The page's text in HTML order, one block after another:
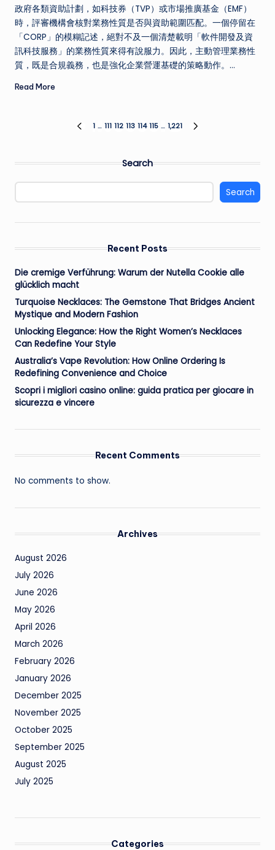
政府各類資助計劃，如科技券（TVP）或市場推廣基金（EMF）
時，評審機構會核對業務性質是否與資助範圍匹配。一個停留在
「CORP」的模糊記述，絕對不及一個清楚載明「軟件開發及資
訊科技服務」的業務性質來得有說服力。因此，主動管理業務性
質，既是合規義務，也是強化企業營運基礎的策略動作。…
Read More
PREVIOUS
1 … 111 112 113 114 115 … 1,221
Search
Search
Recent Posts
Die cremige Verführung: Warum der Nutella Cookie alle
glücklich macht
Turquoise Necklaces: The Gemstone That Bridges Ancient
Mystique and Modern Fashion
Unlocking Elegance: How the Right Women’s Necklaces
Can Redefine Your Style
Australia’s Vape Revolution: How Online Ordering Is
Redefining Convenience and Choice
Scopri i migliori casino online: guida pratica per giocare in
sicurezza e vincere
Recent Comments
No comments to show.
Archives
August 2026
July 2026
June 2026
May 2026
April 2026
March 2026
February 2026
January 2026
December 2025
November 2025
October 2025
September 2025
August 2025
July 2025
Categories